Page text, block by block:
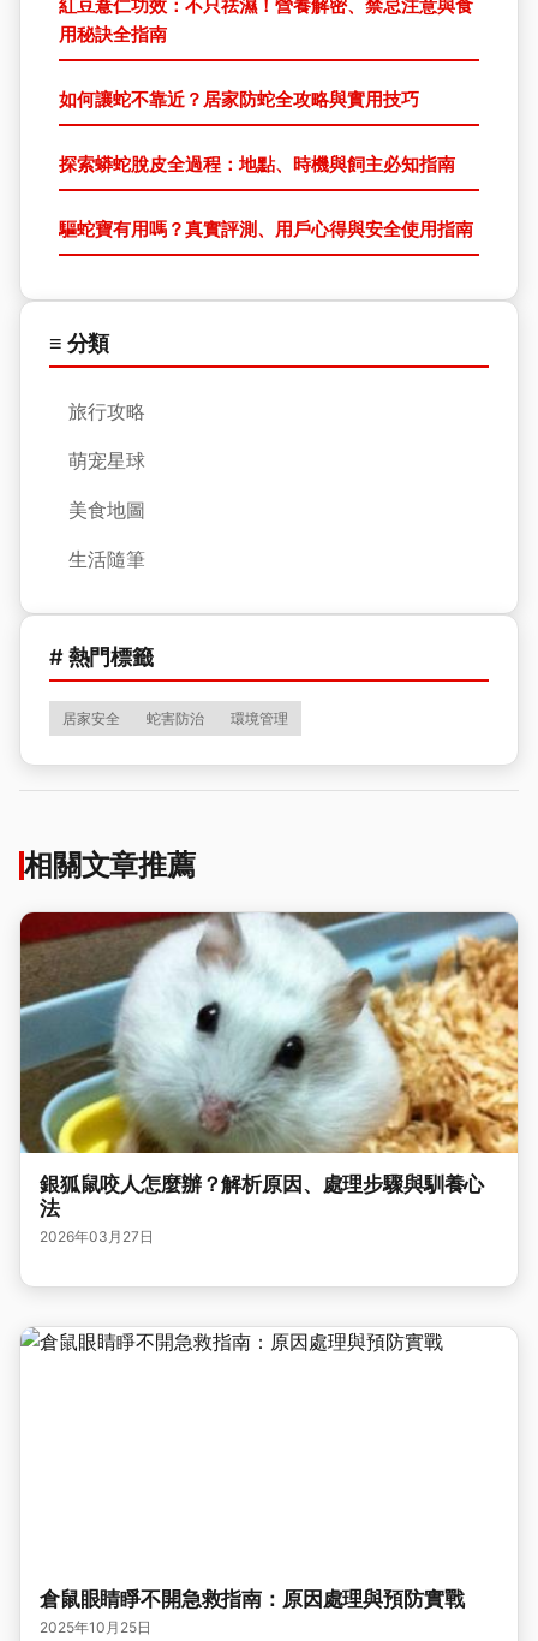
紅豆薏仁功效：不只祛濕！營養解密、禁忌注意與食
用秘訣全指南
如何讓蛇不靠近？居家防蛇全攻略與實用技巧
探索蟒蛇脫皮全過程：地點、時機與飼主必知指南
驅蛇寶有用嗎？真實評測、用戶心得與安全使用指南
≡ 分類
旅行攻略
萌宠星球
美食地圖
生活隨筆
# 熱門標籤
居家安全 蛇害防治 環境管理
相關文章推薦
銀狐鼠咬人怎麼辦？解析原因、處理步驟與馴養心
法
2026年03月27日
倉鼠眼睛睜不開急救指南：原因處理與預防實戰
2025年10月25日